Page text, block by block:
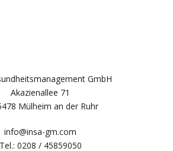
GmbH
Akazienallee 71
Mülheim an der Ruhr
info@insa-gm.com
Tel.: 0208 / 45859050